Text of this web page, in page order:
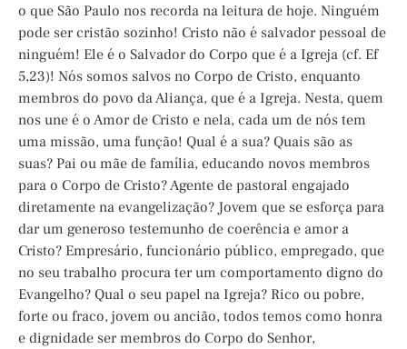
o que São Paulo nos recorda na leitura de hoje. Ninguém
pode ser cristão sozinho! Cristo não é salvador pessoal de
ninguém! Ele é o Salvador do Corpo que é a Igreja (cf. Ef
5,23)! Nós somos salvos no Corpo de Cristo, enquanto
membros do povo da Aliança, que é a Igreja. Nesta, quem
nos une é o Amor de Cristo e nela, cada um de nós tem
uma missão, uma função! Qual é a sua? Quais são as
suas? Pai ou mãe de família, educando novos membros
para o Corpo de Cristo? Agente de pastoral engajado
diretamente na evangelização? Jovem que se esforça para
dar um generoso testemunho de coerência e amor a
Cristo? Empresário, funcionário público, empregado, que
no seu trabalho procura ter um comportamento digno do
Evangelho? Qual o seu papel na Igreja? Rico ou pobre,
forte ou fraco, jovem ou ancião, todos temos como honra
e dignidade ser membros do Corpo do Senhor,